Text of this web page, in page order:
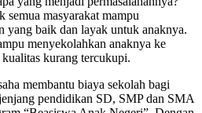
semua masyarakat mampu
yang baik dan layak untuk anaknya.
menyekolahkan anaknya ke
kurang tercukupi.
membantu biaya sekolah bagi
pendidikan SD, SMP dan SMA